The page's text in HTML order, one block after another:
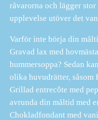
råvarorna och lägger
upplevelse utöver det
Varför inte börja din
Gravad lax med
hummersoppa? Sedan
olika huvudrätter, såsom
Grillad entrecôte med
avrunda din måltid med
Chokladfondant med